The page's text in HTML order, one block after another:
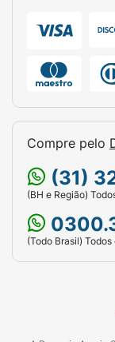
Compre pelo
(31)
(BH e Região)
(Todo Brasil)